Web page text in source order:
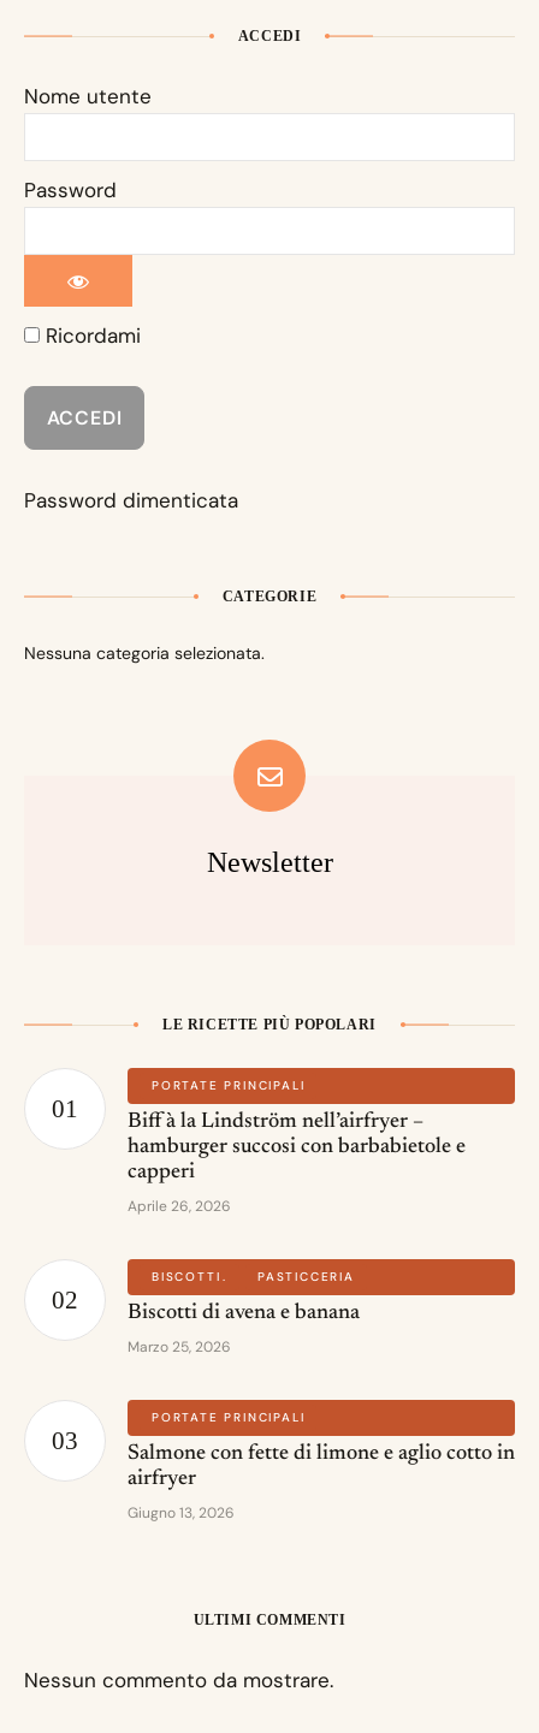
ACCEDI
Nome utente
Password
Ricordami
Password dimenticata
CATEGORIE
Nessuna categoria selezionata.
Newsletter
LE RICETTE PIÙ POPOLARI
PORTATE PRINCIPALI
Biff à la Lindström nell’airfryer –
hamburger succosi con barbabietole e
capperi
Aprile 26, 2026
BISCOTTI PASTICCERIA
Biscotti di avena e banana
Marzo 25, 2026
PORTATE PRINCIPALI
Salmone con fette di limone e aglio cotto in
airfryer
Giugno 13, 2026
ULTIMI COMMENTI
Nessun commento da mostrare.